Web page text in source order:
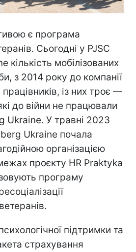
є програма
Сьогодні у PJSC
кількість мобілізованих
з 2014 року до компанії
із них троє —
до війни не працювали
Ukraine. У травні 2023
Ukraine почала
організацією
проєкту HR Praktyka
програму
підтримки та
страхування